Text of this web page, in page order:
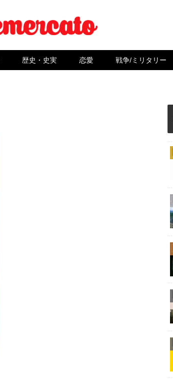
歴史・史実 恋愛 戦争/ミリタリー